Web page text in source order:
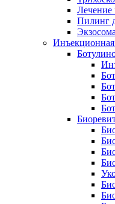
Лечение
Пилинг
Инъекционная